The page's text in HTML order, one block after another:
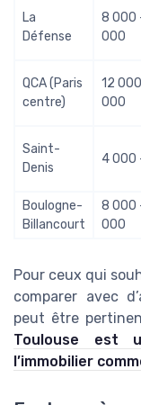
La
Défense
8 000
000
QCA (Paris
centre)
12
000
Saint-
Denis
4 000
Boulogne-
Billancourt
8 000
000
Pour ceux qui
comparer avec
peut être
Toulouse est
l’immobilier